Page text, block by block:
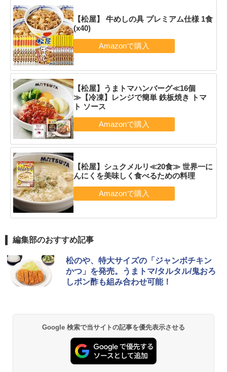
【松屋】 牛めしの具 プレミアム仕様 1食
(x40)
【松屋】うまトマハンバーグ≪16個
≫【冷凍】レンジで簡単 鉄板焼き トマ
ト ソース
【松屋】シュクメルリ≪20食≫ 世界一に
んにくを美味しく食べるための料理
編集部のおすすめ記事
松のや、特大サイズの「ジャンボチキン
かつ」を発売。うまトマ/タルタル/鬼おろ
しポン酢も組み合わせ可能！
Google 検索で当サイトの記事を優先表示させる